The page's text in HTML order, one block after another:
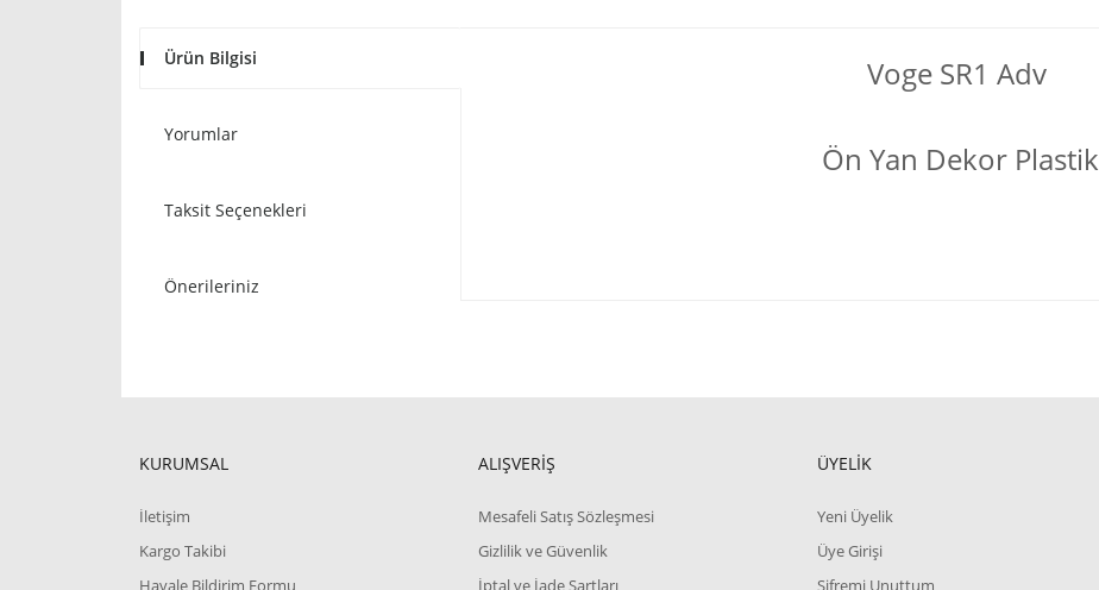
Ürün Bilgisi
Yorumlar
Taksit Seçenekleri
Önerileriniz
Voge SR1 Adv
Ön Yan Dekor Plastik
KURUMSAL
İletişim
Kargo Takibi
Havale Bildirim Formu
ALIŞVERİŞ
Mesafeli Satış Sözleşmesi
Gizlilik ve Güvenlik
İptal ve İade Şartları
ÜYELİK
Yeni Üyelik
Üye Girişi
Şifremi Unuttum